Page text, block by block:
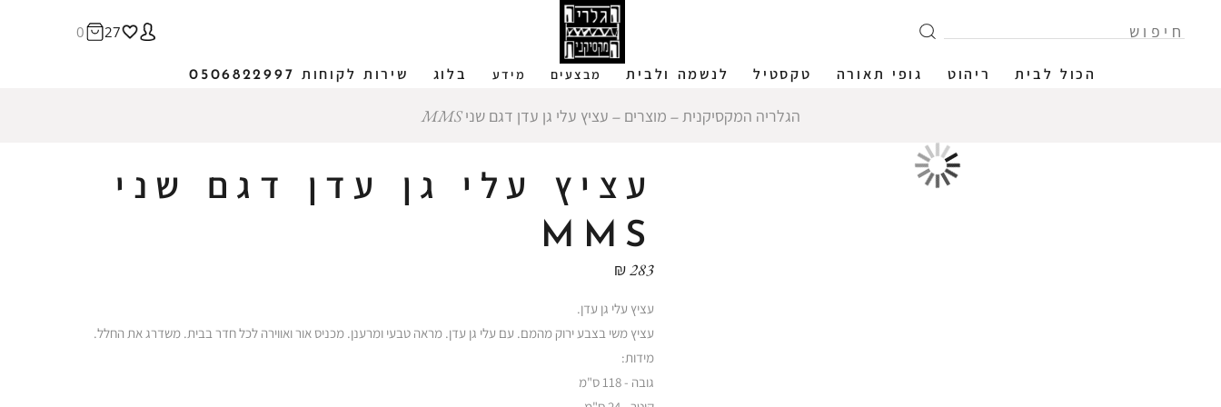
הכול לבית ריהוט גופי תאורה טקסטיל לנשמה ולבית מבצעים מידע בלוג שירות לקוחות 0506822997
27
0
הגלריה המקסיקנית ‒ מוצרים ‒ עציץ עלי גן עדן דגם שני MMS
12% הנחה
עציץ עלי גן עדן דגם שני
MMS
₪283
עציץ עלי גן עדן.
עציץ משי בצבע ירוק מהמם. עם עלי גן עדן. מראה טבעי ומרענן. מכניס אור ואווירה לכל חדר בבית. משדרג את החלל.
מידות:
גובה - 118 ס"מ